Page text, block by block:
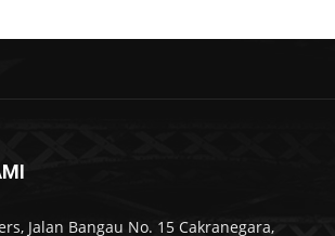
Jalan Bangau No. 15 Cakranegara,